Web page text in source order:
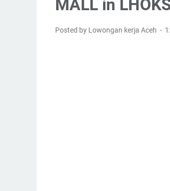
MALL in
Posted by Lowongan kerja Aceh